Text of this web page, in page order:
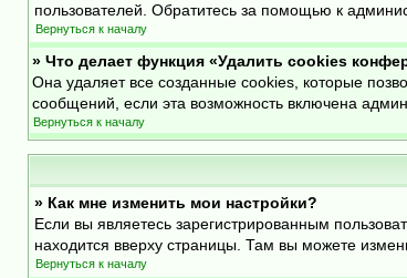
пользователей. Обратитесь за помощью к
Вернуться к началу
» Что делает функция «Удалить cookies
Она удаляет все созданные cookies, которые
сообщений, если эта возможность включена
Вернуться к началу
» Как мне изменить мои настройки?
Если вы являетесь зарегистрированным
находится вверху страницы. Там вы можете
Вернуться к началу